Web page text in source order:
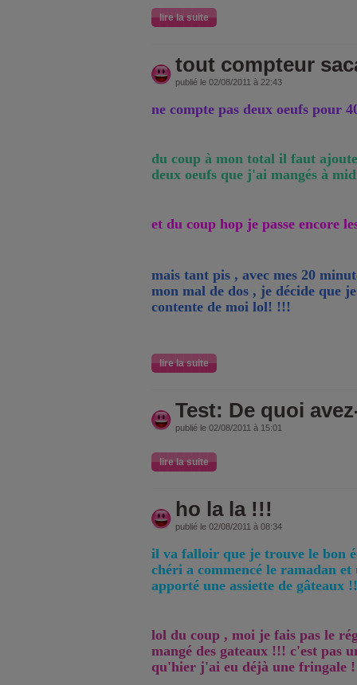
lire la suite
tout compteur
publié le 02/08/2011 à 22:43
ne compte pas deux oeufs pour
du coup à mon total il faut
deux oeufs que j'ai mangés à
et du coup hop je passe encore
mais tant pis , avec mes 20
mon mal de dos , je décide que
contente de moi lol! !!!
lire la suite
Test: De quoi
publié le 02/08/2011 à 15:01
lire la suite
ho la la !!!
publié le 02/08/2011 à 08:34
il va falloir que je trouve le bon
chéri a commencé le ramadan et
apporté une assiette de gâteaux
lol du coup , moi je fais pas le
mangé des gateaux !!! c'est pas
qu'hier j'ai eu déjà une fringale !